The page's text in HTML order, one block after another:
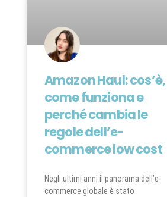
Amazon Haul: cos’è,
come funziona e
perché cambia le
regole dell’e-
commerce low cost
Negli ultimi anni il panorama dell’e-
commerce globale è stato